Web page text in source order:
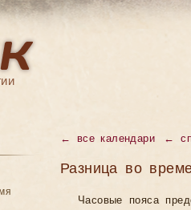
← все календари ←
Разница во
Часовые пояса